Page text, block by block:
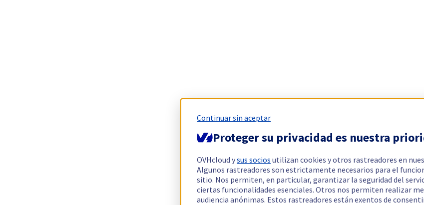
Continuar sin aceptar
Proteger su privacidad es nuestra
OVHcloud ysus socios utilizan cookies y otros rastreadores en
Algunos rastreadores son estrictamente necesarios para el
sitio. Nos permiten, en particular, garantizar la seguridad del
ciertas funcionalidades esenciales. Otros nos permiten realizar
audiencia anónimas. Estos rastreadores están exentos de